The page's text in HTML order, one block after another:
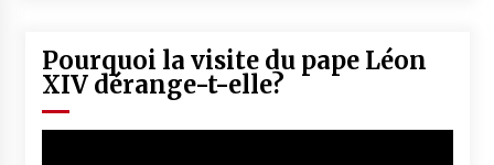
Pourquoi la visite du pape Léon
XIV dérange-t-elle?